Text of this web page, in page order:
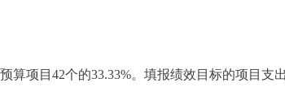
项目42个的33.33%。填报绩效目标的项目支